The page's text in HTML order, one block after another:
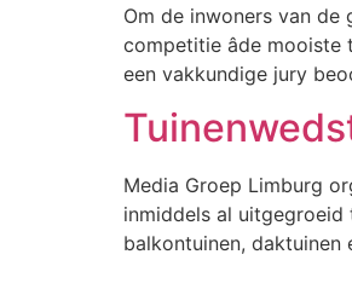
Om de inwoners van de
competitie âde
een vakkundige jury
Media Groep Limburg
inmiddels al uitgegroeid
balkontuinen,